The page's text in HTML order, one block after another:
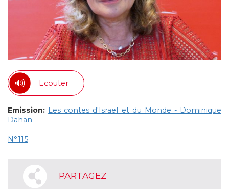
Ecouter
Emission: Les contes d'Israël et du Monde - Dominique
Dahan
N°115
PARTAGEZ